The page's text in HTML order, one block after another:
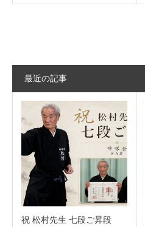
最近の記事
祝 松村先生 七段ご昇段